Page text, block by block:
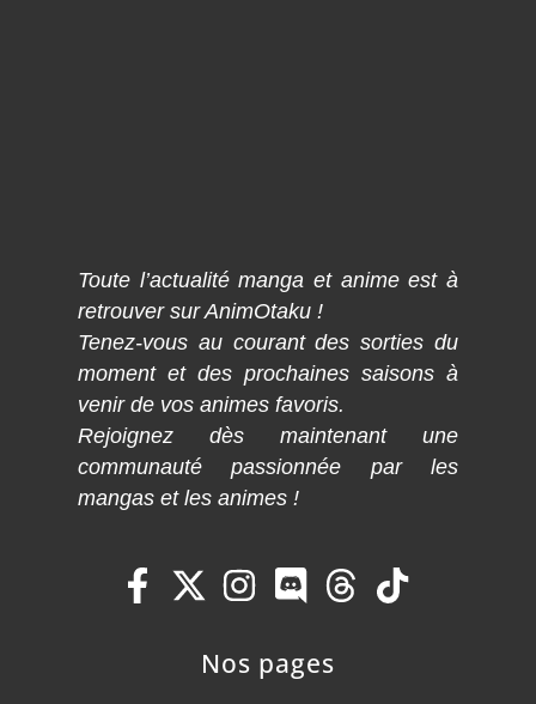
Toute l’actualité manga et anime est à
retrouver sur AnimOtaku !
Tenez-vous au courant des sorties du
moment et des prochaines saisons à
venir de vos animes favoris.
Rejoignez dès maintenant une
communauté passionnée par les
mangas et les animes !
Nos pages